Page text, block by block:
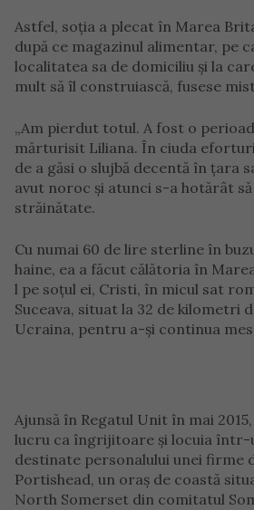
Astfel, soția a plecat în Marea
după ce magazinul alimentar, pe
localitatea sa de domiciliu și la
mult să îl construiască, fusese
„Am pierdut totul. A fost o
mărturisit Liliana. În ciuda
de a găsi o slujbă decentă în țara
avut noroc și atunci s-a hotărât
străinătate.
Cu numai 60 de lire sterline în
haine, ea a făcut călătoria în
l pe soțul ei, Cristi, în micul sat
Suceava, situat la 32 de kilometri
Ucraina, pentru a-și continua
Ajunsă în Regatul Unit în mai
lucru ca îngrijitoare și locuia într-
destinate personalului unei firme
Portishead, un oraș de coastă
North Somerset din comitatul